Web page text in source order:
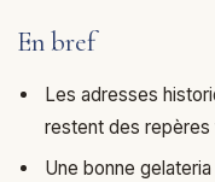
En bref
Les adresses
restent des
Une bonne